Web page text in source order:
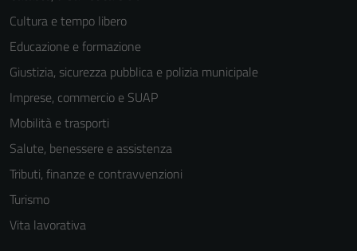
Cultura e tempo libero
Educazione e formazione
Giustizia, sicurezza pubblica e polizia municipale
Imprese, commercio e SUAP
Mobilità e trasporti
Salute, benessere e assistenza
Tributi, finanze e contravvenzioni
Turismo
Vita lavorativa